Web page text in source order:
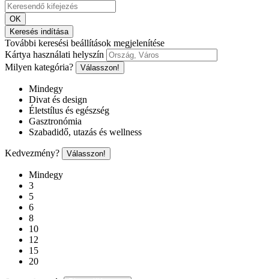
OK
Keresés indítása
További keresési beállítások megjelenítése
Kártya használati helyszín
Milyen kategória?
Válasszon!
Mindegy
Divat és design
Életstílus és egészség
Gasztronómia
Szabadidő, utazás és wellness
Kedvezmény? Válasszon!
Mindegy
3
5
6
8
10
12
15
20